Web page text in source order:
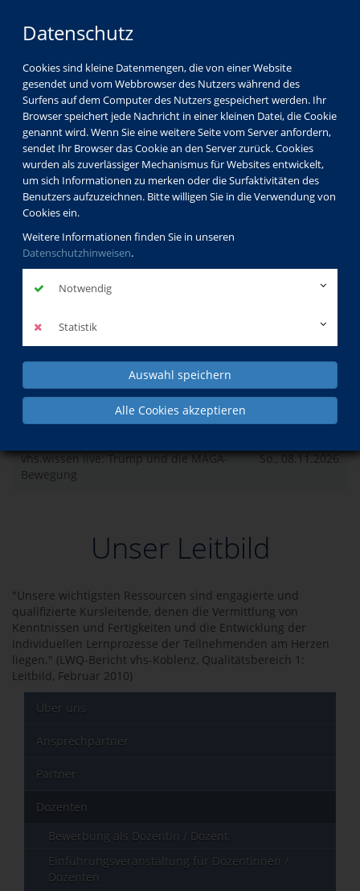
Datenschutz
Cookies sind kleine Datenmengen, die von einer Website
gesendet und vom Webbrowser des Nutzers während des
Surfens auf dem Computer des Nutzers gespeichert werden. Ihr
Browser speichert jede Nachricht in einer kleinen Datei, die Cookie
genannt wird. Wenn Sie eine weitere Seite vom Server anfordern,
sendet Ihr Browser das Cookie an den Server zurück. Cookies
wurden als zuverlässiger Mechanismus für Websites entwickelt,
um sich Informationen zu merken oder die Surfaktivitäten des
Benutzers aufzuzeichnen. Bitte willigen Sie in die Verwendung von
Cookies ein.
Weitere Informationen finden Sie in unseren
Datenschutzhinweisen.
Notwendig
Statistik
Auswahl speichern
Alle Cookies akzeptieren
Über uns
Dozenten
Michael Hochgeschwender
Prof. Dr. Michael
Hochgeschwender
Kurse des Dozenten
Was? Wann?
vhs.wissen live: Trump und die MAGA-
Bewegung
So., 08.11.2026
Unser Leitbild
"Unsere wichtigsten Ressourcen sind engagierte und
qualifizierte Kursleitende, denen die Vermittlung von
Kenntnissen und Fertigkeiten und die Entwicklung der
individuellen Lernprozesse der Teilnehmenden am Herzen
liegen." (LWQ-Bericht vhs-Koblenz, Qualitätsbereich 1:
Leitbild, Februar 2010)
Über uns
Ansprechpartner
Partner
Dozenten
Bewerbung als Dozentin / Dozent
Einführungsveranstaltung für Dozentinnen /
Dozenten